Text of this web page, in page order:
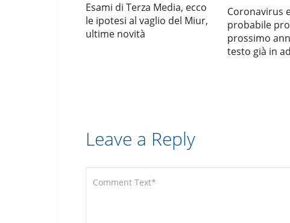
Esami di Terza Media, ecco
le ipotesi al vaglio del Miur,
ultime novità
Coronavirus
probabile
prossimo
testo già in
Leave a Reply